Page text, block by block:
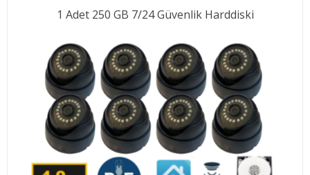
1 Adet 250 GB 7/24 Güvenlik Harddiski